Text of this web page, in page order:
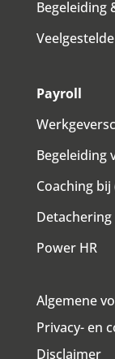
Begeleiding
Payroll
Begeleiding
Coaching
Detachering
Power HR
Algemene
Privacy- en
Disclaimer